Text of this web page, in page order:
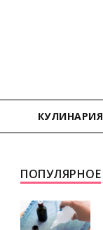
КУЛИНАРИЯ
ПОПУЛЯРНОЕ